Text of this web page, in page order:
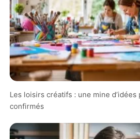
Les loisirs créatifs : une mine
confirmés